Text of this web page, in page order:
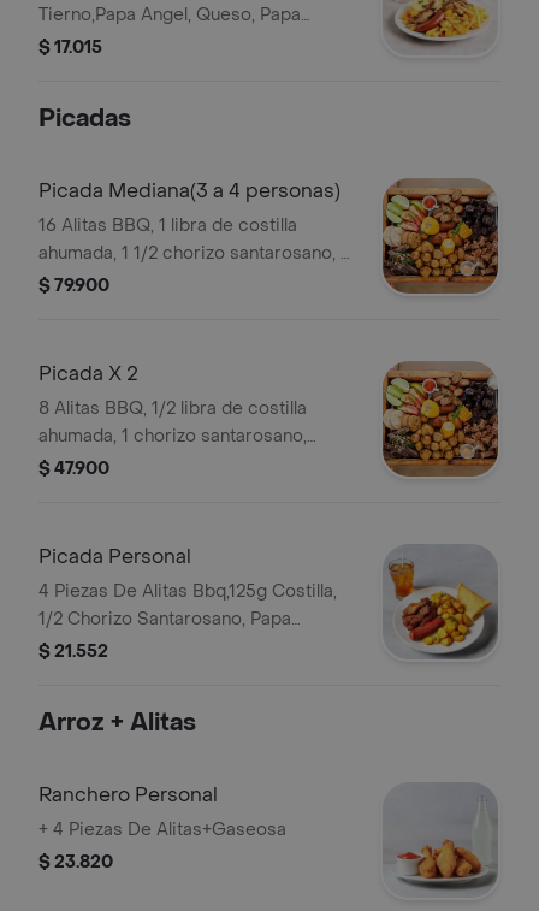
Tierno,Papa Angel, Queso, Papa
Francesa
$ 17.015
Picadas
Picada Mediana(3 a 4 personas)
16 Alitas BBQ, 1 libra de costilla
ahumada, 1 1/2 chorizo santarosano, 2
porciones de papa criolla, 2 arepas
$ 79.900
Picada X 2
8 Alitas BBQ, 1/2 libra de costilla
ahumada, 1 chorizo santarosano,
porción de papa criolla, arepa con
$ 47.900
Picada Personal
4 Piezas De Alitas Bbq,125g Costilla,
1/2 Chorizo Santarosano, Papa
Criolla,Arepa,Gaseosa 250 Ml.
$ 21.552
Arroz + Alitas
Ranchero Personal
+ 4 Piezas De Alitas+Gaseosa
$ 23.820